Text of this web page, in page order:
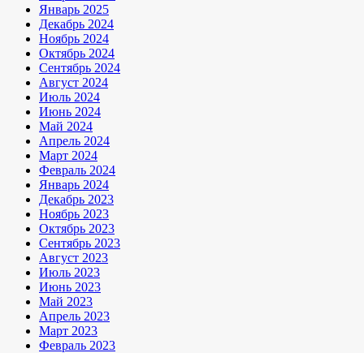
Январь 2025
Декабрь 2024
Ноябрь 2024
Октябрь 2024
Сентябрь 2024
Август 2024
Июль 2024
Июнь 2024
Май 2024
Апрель 2024
Март 2024
Февраль 2024
Январь 2024
Декабрь 2023
Ноябрь 2023
Октябрь 2023
Сентябрь 2023
Август 2023
Июль 2023
Июнь 2023
Май 2023
Апрель 2023
Март 2023
Февраль 2023